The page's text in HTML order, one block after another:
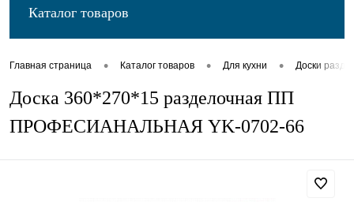
Каталог товаров
Главная страница • Каталог товаров • Для кухни • Доски
Доска 360*270*15 разделочная ПП
ПРОФЕСИАНАЛЬНАЯ YK-0702-66